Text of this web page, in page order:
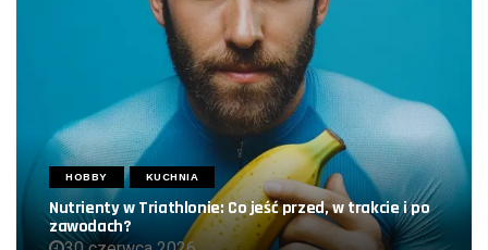
HOBBY KUCHNIA
Nutrienty w Triathlonie: Co jeść przed, w trakcie i po
zawodach?